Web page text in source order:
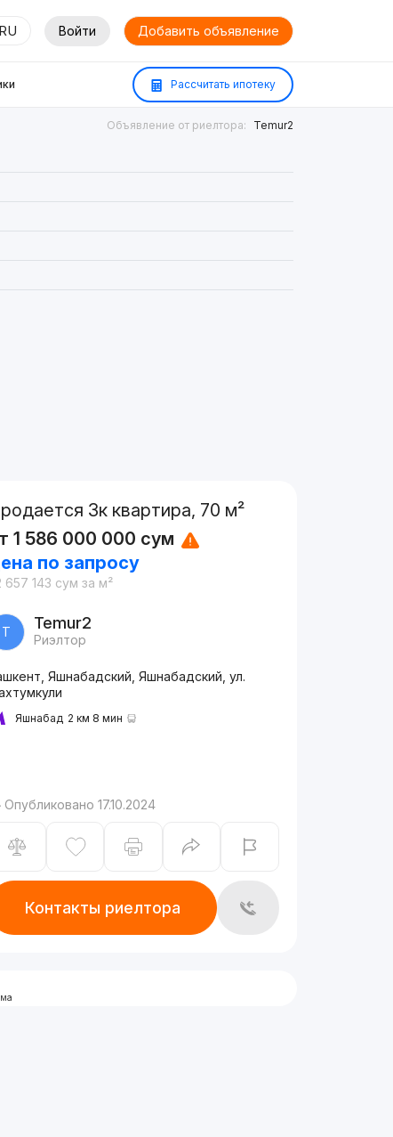
RU Войти Добавить объявление
Рассчитать ипотеку
Объявление от риелтора: Temur2
3к квартира, 70 м²
1 586 000 000 сум
по запросу
657 143 сум за м²
T Temur2
Риэлтор
Яшнабадский, Яшнабадский, ул.
Яшнабад 2 км 8 мин
Опубликовано 17.10.2024
Контакты риелтора